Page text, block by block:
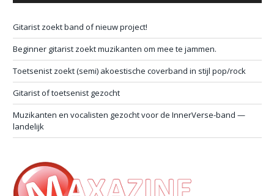
Gitarist zoekt band of nieuw project!
Beginner gitarist zoekt muzikanten om mee te jammen.
Toetsenist zoekt (semi) akoestische coverband in stijl pop/rock
Gitarist of toetsenist gezocht
Muzikanten en vocalisten gezocht voor de InnerVerse-band —
landelijk